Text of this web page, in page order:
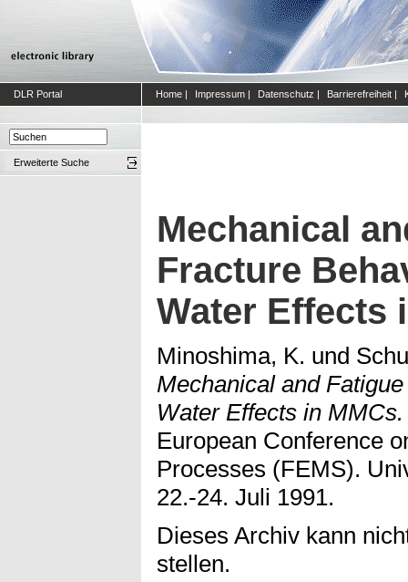
DLR Portal Home | Impressum | Datenschutz | Barrierefreiheit |
Erweiterte Suche
Mechanical
Fracture
Water Effects
Minoshima, K. und
Mechanical and
Water Effects in MMCs.
European Conference
Processes (FEMS).
22.-24. Juli 1991.
Dieses Archiv kann
stellen.